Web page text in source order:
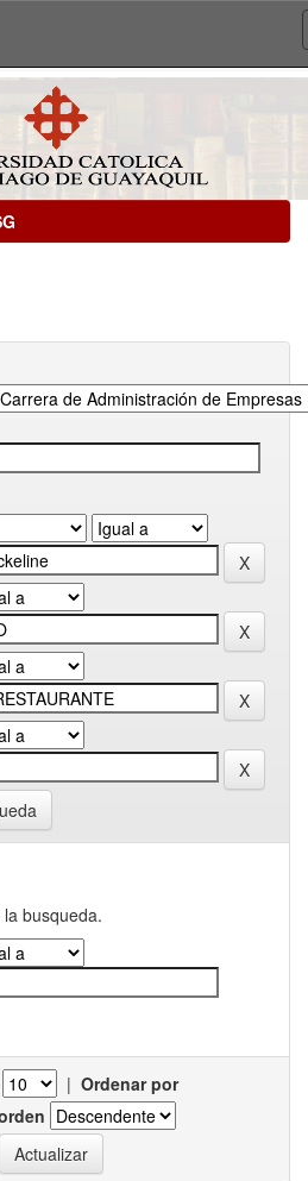
busqueda.
| Ordenar por